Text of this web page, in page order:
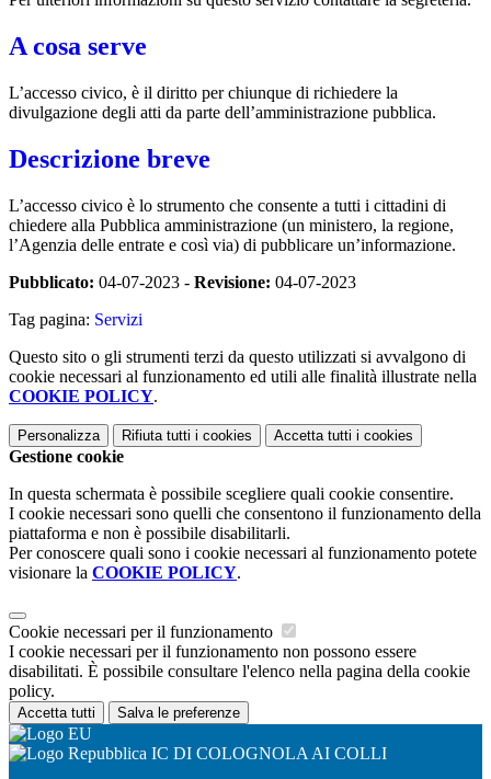
A cosa serve
L’accesso civico, è il diritto per chiunque di richiedere la
divulgazione degli atti da parte dell’amministrazione pubblica.
Descrizione breve
L’accesso civico è lo strumento che consente a tutti i cittadini di
chiedere alla Pubblica amministrazione (un ministero, la regione,
l’Agenzia delle entrate e così via) di pubblicare un’informazione.
Pubblicato: 04-07-2023 - Revisione: 04-07-2023
Tag pagina: Servizi
Questo sito o gli strumenti terzi da questo utilizzati si avvalgono di
cookie necessari al funzionamento ed utili alle finalità illustrate nella
COOKIE POLICY.
Personalizza Rifiuta tutti i cookies Accetta tutti i cookies
Gestione cookie
In questa schermata è possibile scegliere quali cookie consentire.
I cookie necessari sono quelli che consentono il funzionamento della
piattaforma e non è possibile disabilitarli.
Per conoscere quali sono i cookie necessari al funzionamento potete
visionare la COOKIE POLICY.
Cookie necessari per il funzionamento
I cookie necessari per il funzionamento non possono essere
disabilitati. È possibile consultare l'elenco nella pagina della cookie
policy.
Accetta tutti Salva le preferenze
IC DI COLOGNOLA AI COLLI